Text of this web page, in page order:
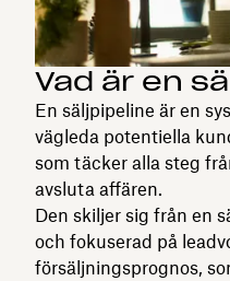
Vad är en
En säljpipeline är en
vägleda potentiella
som täcker alla steg
avsluta affären.
Den skiljer sig från en
och fokuserad på
försäljningsprognos,